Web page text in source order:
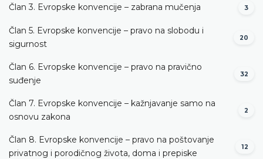
Član 3. Evropske konvencije – zabrana mučenja 3
Član 5. Evropske konvencije – pravo na slobodu i
sigurnost
20
Član 6. Evropske konvencije – pravo na pravično
suđenje
32
Član 7. Evropske konvencije – kažnjavanje samo na
osnovu zakona
2
Član 8. Evropske konvencije – pravo na poštovanje
privatnog i porodičnog života, doma i prepiske
12